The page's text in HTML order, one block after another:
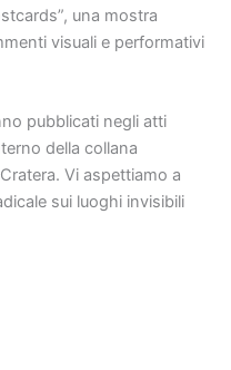
una mostra
visuali e performativi
pubblicati negli atti
della collana
Vi aspettiamo a
sui luoghi invisibili